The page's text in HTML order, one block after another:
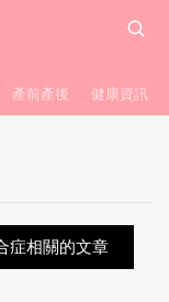
產前產後 健康資訊
症相關的文章